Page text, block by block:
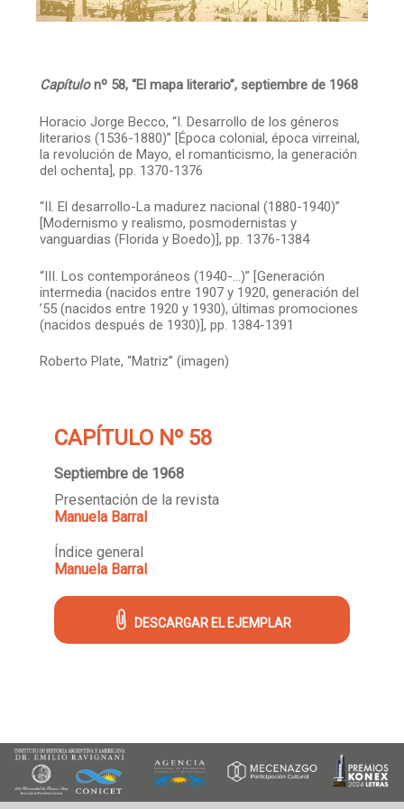
Capítulonº 58, “El mapa literario”, septiembre de 1968
Horacio Jorge Becco, “I. Desarrollo de los géneros
literarios (1536-1880)” [Época colonial, época virreinal,
la revolución de Mayo, el romanticismo, la generación
del ochenta], pp. 1370-1376
“II. El desarrollo-La madurez nacional (1880-1940)”
[Modernismo y realismo, posmodernistas y
vanguardias (Florida y Boedo)], pp. 1376-1384
“III. Los contemporáneos (1940-…)” [Generación
intermedia (nacidos entre 1907 y 1920, generación del
’55 (nacidos entre 1920 y 1930), últimas promociones
(nacidos después de 1930)], pp. 1384-1391
Roberto Plate, “Matriz” (imagen)
CAPÍTULO Nº 58
Septiembre de 1968
Presentación de la revista
Manuela Barral
Índice general
Manuela Barral
DESCARGAR EL EJEMPLAR